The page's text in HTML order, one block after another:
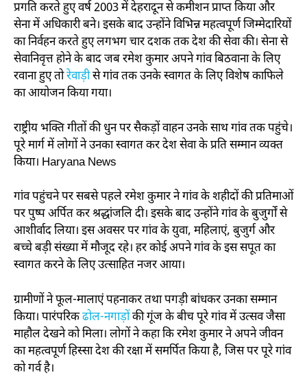
प्रगति करते हुए वर्ष 2003 में देहरादून से कमीशन प्राप्त किया और
सेना में अधिकारी बने। इसके बाद उन्होंने विभिन्न महत्वपूर्ण जिम्मेदारियों
का निर्वहन करते हुए लगभग चार दशक तक देश की सेवा की। सेना से
सेवानिवृत्त होने के बाद जब रमेश कुमार अपने गांव बिठवाना के लिए
रवाना हुए तोरेवाड़ीसे गांव तक उनके स्वागत के लिए विशेष काफिले
का आयोजन किया गया।
राष्ट्रीय भक्ति गीतों की धुन पर सैकड़ों वाहन उनके साथ गांव तक पहुंचे।
पूरे मार्ग में लोगों ने उनका स्वागत कर देश सेवा के प्रति सम्मान व्यक्त
किया। Haryana News
गांव पहुंचने पर सबसे पहले रमेश कुमार ने गांव के शहीदों की प्रतिमाओं
पर पुष्प अर्पित कर श्रद्धांजलि दी। इसके बाद उन्होंने गांव के बुजुर्गों से
आशीर्वाद लिया। इस अवसर पर गांव के युवा, महिलाएं, बुजुर्ग और
बच्चे बड़ी संख्या में मौजूद रहे। हर कोई अपने गांव के इस सपूत का
स्वागत करने के लिए उत्साहित नजर आया।
ग्रामीणों ने फूल-मालाएं पहनाकर तथा पगड़ी बांधकर उनका सम्मान
किया। पारंपरिकढोल-नगाड़ोंकी गूंज के बीच पूरे गांव में उत्सव जैसा
माहौल देखने को मिला। लोगों ने कहा कि रमेश कुमार ने अपने जीवन
का महत्वपूर्ण हिस्सा देश की रक्षा में समर्पित किया है, जिस पर पूरे गांव
को गर्व है।